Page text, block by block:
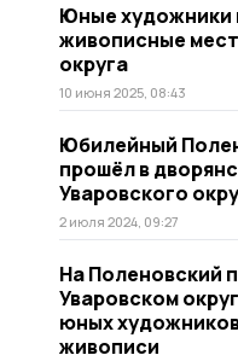
Юные художники
живописные
округа
10 июня 2025, 08:43
Юбилейный
прошёл в
Уваровского
2 июля 2024, 09:27
На Поленовский
Уваровском
юных
живописи